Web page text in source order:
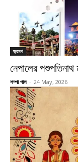
ভ্রমণ
নেপালের পশুপতিনাথ
শম্পা পাল - 24 May, 2026